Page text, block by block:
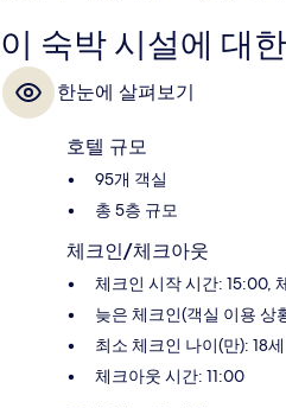
이 숙박 시설에 대
한눈에 살펴보기
호텔 규모
95개 객실
총 5층 규모
체크인/체크아웃
체크인 시작 시간: 15:00,
늦은 체크인(객실 이용 상
최소 체크인 나이(만): 18세
체크아웃 시간: 11:00